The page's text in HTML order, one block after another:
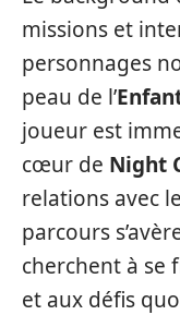
missions et
personnages
peau de l’
joueur est
cœur de Night
relations avec
parcours
cherchent à se
et aux défis